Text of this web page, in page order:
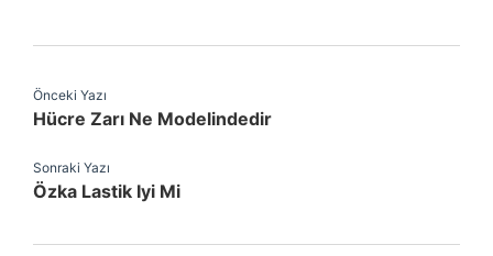
Önceki Yazı
Hücre Zarı Ne Modelindedir
Sonraki Yazı
Özka Lastik Iyi Mi